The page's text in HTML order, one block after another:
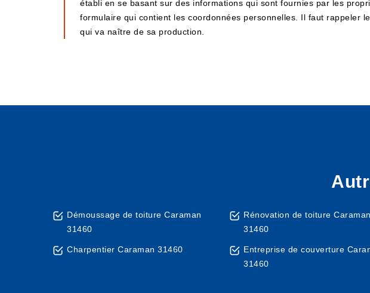
établi en se basant sur des informations qui sont fournies par les
formulaire qui contient les coordonnées personnelles. Il faut rappeler
qui va naître de sa production.
Démoussage de toiture Caraman
31460
Charpentier Caraman 31460
Rénovation de toiture Caraman
31460
Entreprise de couverture
31460